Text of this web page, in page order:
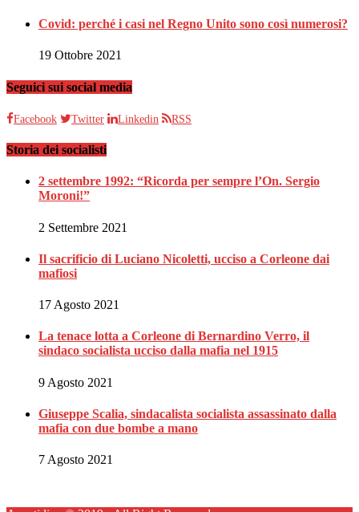
Covid: perché i casi nel Regno Unito sono così numerosi?
19 Ottobre 2021
Seguici sui social media
Facebook Twitter Linkedin RSS
Storia dei socialisti
2 settembre 1992: “Ricorda per sempre l’On. Sergio
Moroni!”
2 Settembre 2021
Il sacrificio di Luciano Nicoletti, ucciso a Corleone dai
mafiosi
17 Agosto 2021
La tenace lotta a Corleone di Bernardino Verro, il
sindaco socialista ucciso dalla mafia nel 1915
9 Agosto 2021
Giuseppe Scalia, sindacalista socialista assassinato dalla
mafia con due bombe a mano
7 Agosto 2021